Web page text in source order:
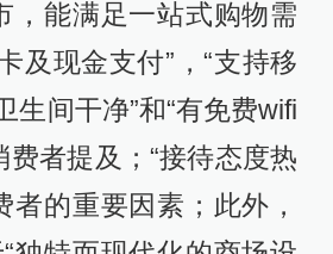
，能满足一站式购物需
及现金支付”，“支持移
生间干净”和“有免费wifi
费者提及；“接待态度热
者的重要因素；此外，